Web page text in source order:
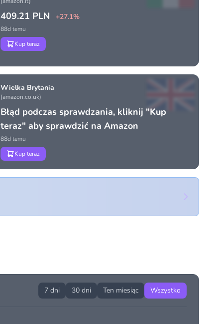
409.21 PLN +27.1%
88d temu
Kup teraz
Wielka Brytania
(amazon.co.uk)
Błąd podczas sprawdzania, kliknij "Kup
teraz" aby sprawdzić na Amazon
88d temu
Kup teraz
7 dni 30 dni Ten miesiąc Wszystko